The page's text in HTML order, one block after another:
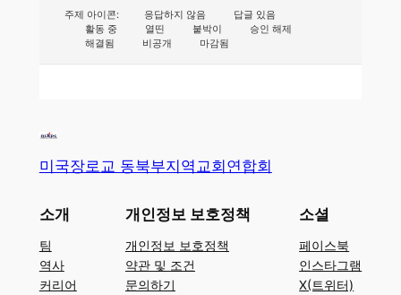
주제 아이콘:
응답하지 않음
답글 있음
활동 중
열띤 붙박이
승인 해제
해결됨
비공개 마감됨
미국장로교 동북부지역교회연합회
소개
팀
역사
커리어
개인정보 보호정책
개인정보 보호정책
약관 및 조건
문의하기
소셜
페이스북
인스타그램
X(트위터)